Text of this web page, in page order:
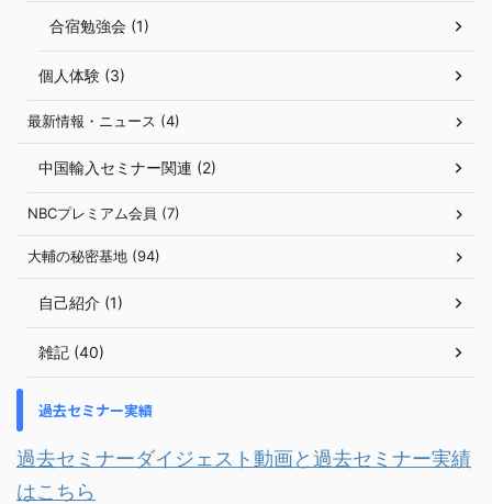
合宿勉強会 (1)
個人体験 (3)
最新情報・ニュース (4)
中国輸入セミナー関連 (2)
NBCプレミアム会員 (7)
大輔の秘密基地 (94)
自己紹介 (1)
雑記 (40)
過去セミナー実績
過去セミナーダイジェスト動画と過去セミナー実績
はこちら